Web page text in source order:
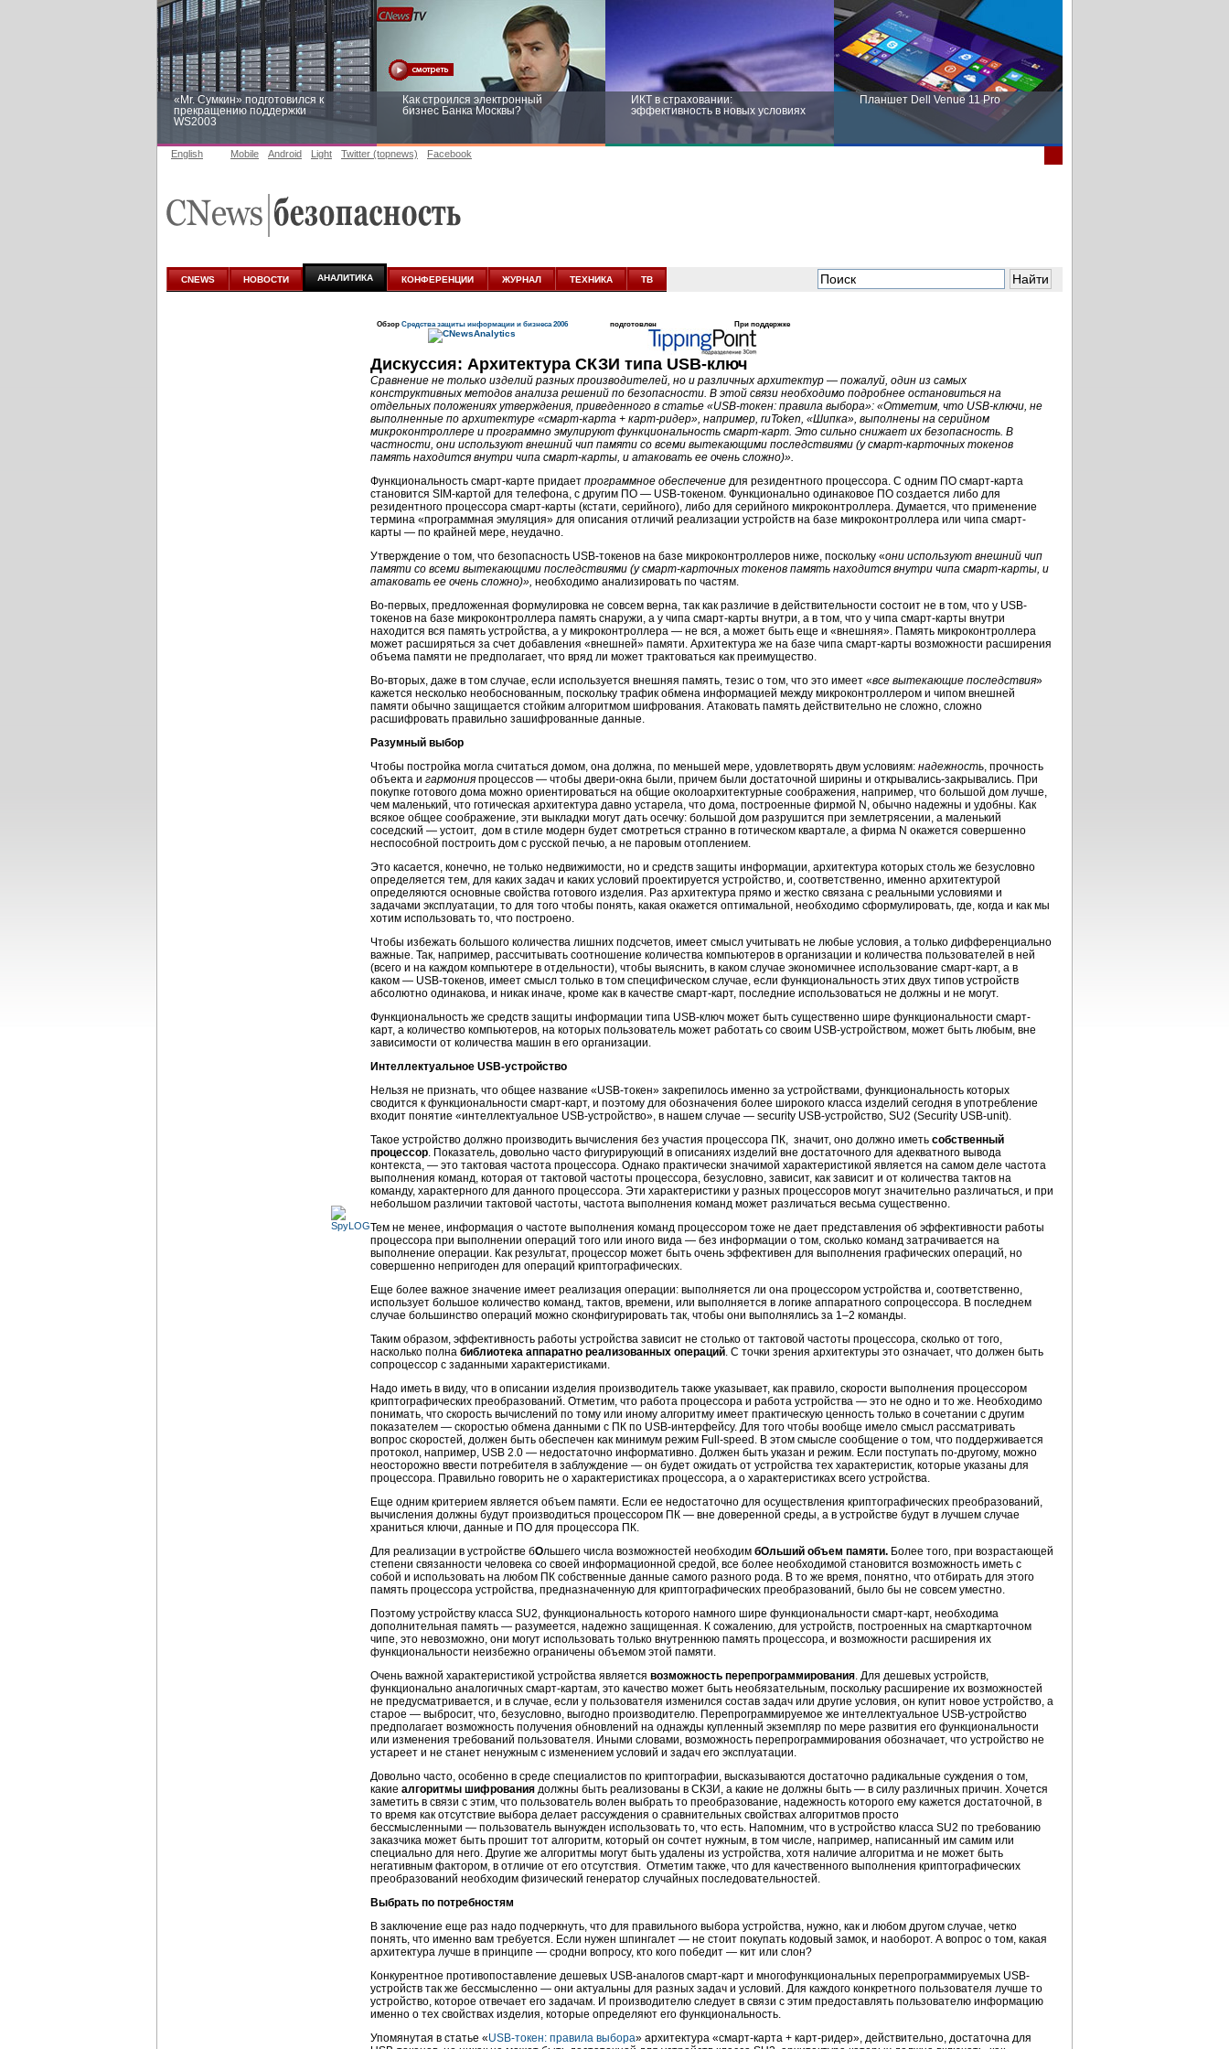
«Mr. Сумкин» подготовился к
прекращению поддержки
WS2003
Как строился электронный
бизнес Банка Москвы?
ИКТ в страховании:
эффективность в новых условиях
Планшет Dell Venue 11 Pro
аналитике
новых условиях
English Mobile Android Light Twitter (topnews) Facebook
CNEWS НОВОСТИ АНАЛИТИКА КОНФЕРЕНЦИИ ЖУРНАЛ ТЕХНИКА ТВ
Обзор Средства защиты информации и бизнеса 2006 подготовлен При поддержке
Дискуссия: Архитектура СКЗИ типа USB-ключ
Сравнение не только изделий разных производителей, но и различных архитектур — пожалуй, один из самых
конструктивных методов анализа решений по безопасности. В этой связи необходимо подробнее остановиться на
отдельных положениях утверждения, приведенного в статье «USB-токен: правила выбора»: «Отметим, что USB-ключи, не
выполненные по архитектуре «смарт-карта + карт-ридер», например, ruToken, «Шипка», выполнены на серийном
микроконтроллере и программно эмулируют функциональность смарт-карт. Это сильно снижает их безопасность. В
частности, они используют внешний чип памяти со всеми вытекающими последствиями (у смарт-карточных токенов
память находится внутри чипа смарт-карты, и атаковать ее очень сложно)».
Функциональность смарт-карте придает программное обеспечение для резидентного процессора. С одним ПО смарт-карта
становится SIM-картой для телефона, с другим ПО — USB-токеном. Функционально одинаковое ПО создается либо для
резидентного процессора смарт-карты (кстати, серийного), либо для серийного микроконтроллера. Думается, что применение
термина «программная эмуляция» для описания отличий реализации устройств на базе микроконтроллера или чипа смарт-
карты — по крайней мере, неудачно.
Утверждение о том, что безопасность USB-токенов на базе микроконтроллеров ниже, поскольку «они используют внешний чип
памяти со всеми вытекающими последствиями (у смарт-карточных токенов память находится внутри чипа смарт-карты, и
атаковать ее очень сложно)», необходимо анализировать по частям.
Во-первых, предложенная формулировка не совсем верна, так как различие в действительности состоит не в том, что у USB-
токенов на базе микроконтроллера память снаружи, а у чипа смарт-карты внутри, а в том, что у чипа смарт-карты внутри
находится вся память устройства, а у микроконтроллера — не вся, а может быть еще и «внешняя». Память микроконтроллера
может расширяться за счет добавления «внешней» памяти. Архитектура же на базе чипа смарт-карты возможности расширения
объема памяти не предполагает, что вряд ли может трактоваться как преимущество.
Во-вторых, даже в том случае, если используется внешняя память, тезис о том, что это имеет «все вытекающие последствия»
кажется несколько необоснованным, поскольку трафик обмена информацией между микроконтроллером и чипом внешней
памяти обычно защищается стойким алгоритмом шифрования. Атаковать память действительно не сложно, сложно
расшифровать правильно зашифрованные данные.
Разумный выбор
Чтобы постройка могла считаться домом, она должна, по меньшей мере, удовлетворять двум условиям: надежность, прочность
объекта и гармония процессов — чтобы двери-окна были, причем были достаточной ширины и открывались-закрывались. При
покупке готового дома можно ориентироваться на общие околоархитектурные соображения, например, что большой дом лучше,
чем маленький, что готическая архитектура давно устарела, что дома, построенные фирмой N, обычно надежны и удобны. Как
всякое общее соображение, эти выкладки могут дать осечку: большой дом разрушится при землетрясении, а маленький
соседский — устоит, дом в стиле модерн будет смотреться странно в готическом квартале, а фирма N окажется совершенно
неспособной построить дом с русской печью, а не паровым отоплением.
Это касается, конечно, не только недвижимости, но и средств защиты информации, архитектура которых столь же безусловно
определяется тем, для каких задач и каких условий проектируется устройство, и, соответственно, именно архитектурой
определяются основные свойства готового изделия. Раз архитектура прямо и жестко связана с реальными условиями и
задачами эксплуатации, то для того чтобы понять, какая окажется оптимальной, необходимо сформулировать, где, когда и как мы
хотим использовать то, что построено.
Чтобы избежать большого количества лишних подсчетов, имеет смысл учитывать не любые условия, а только дифференциально
важные. Так, например, рассчитывать соотношение количества компьютеров в организации и количества пользователей в ней
(всего и на каждом компьютере в отдельности), чтобы выяснить, в каком случае экономичнее использование смарт-карт, а в
каком — USB-токенов, имеет смысл только в том специфическом случае, если функциональность этих двух типов устройств
абсолютно одинакова, и никак иначе, кроме как в качестве смарт-карт, последние использоваться не должны и не могут.
Функциональность же средств защиты информации типа USB-ключ может быть существенно шире функциональности смарт-
карт, а количество компьютеров, на которых пользователь может работать со своим USB-устройством, может быть любым, вне
зависимости от количества машин в его организации.
Интеллектуальное USB-устройство
Нельзя не признать, что общее название «USB-токен» закрепилось именно за устройствами, функциональность которых
сводится к функциональности смарт-карт, и поэтому для обозначения более широкого класса изделий сегодня в употребление
входит понятие «интеллектуальное USB-устройство», в нашем случае — security USB-устройство, SU2 (Security USB-unit).
Такое устройство должно производить вычисления без участия процессора ПК, значит, оно должно иметь собственный
процессор. Показатель, довольно часто фигурирующий в описаниях изделий вне достаточного для адекватного вывода
контекста, — это тактовая частота процессора. Однако практически значимой характеристикой является на самом деле частота
выполнения команд, которая от тактовой частоты процессора, безусловно, зависит, как зависит и от количества тактов на
команду, характерного для данного процессора. Эти характеристики у разных процессоров могут значительно различаться, и при
небольшом различии тактовой частоты, частота выполнения команд может различаться весьма существенно.
Тем не менее, информация о частоте выполнения команд процессором тоже не дает представления об эффективности работы
процессора при выполнении операций того или иного вида — без информации о том, сколько команд затрачивается на
выполнение операции. Как результат, процессор может быть очень эффективен для выполнения графических операций, но
совершенно непригоден для операций криптографических.
Еще более важное значение имеет реализация операции: выполняется ли она процессором устройства и, соответственно,
использует большое количество команд, тактов, времени, или выполняется в логике аппаратного сопроцессора. В последнем
случае большинство операций можно сконфигурировать так, чтобы они выполнялись за 1–2 команды.
Таким образом, эффективность работы устройства зависит не столько от тактовой частоты процессора, сколько от того,
насколько полна библиотека аппаратно реализованных операций. С точки зрения архитектуры это означает, что должен быть
сопроцессор с заданными характеристиками.
Надо иметь в виду, что в описании изделия производитель также указывает, как правило, скорости выполнения процессором
криптографических преобразований. Отметим, что работа процессора и работа устройства — это не одно и то же. Необходимо
понимать, что скорость вычислений по тому или иному алгоритму имеет практическую ценность только в сочетании с другим
показателем — скоростью обмена данными с ПК по USB-интерфейсу. Для того чтобы вообще имело смысл рассматривать
вопрос скоростей, должен быть обеспечен как минимум режим Full-speed. В этом смысле сообщение о том, что поддерживается
протокол, например, USB 2.0 — недостаточно информативно. Должен быть указан и режим. Если поступать по-другому, можно
неосторожно ввести потребителя в заблуждение — он будет ожидать от устройства тех характеристик, которые указаны для
процессора. Правильно говорить не о характеристиках процессора, а о характеристиках всего устройства.
Еще одним критерием является объем памяти. Если ее недостаточно для осуществления криптографических преобразований,
вычисления должны будут производиться процессором ПК — вне доверенной среды, а в устройстве будут в лучшем случае
храниться ключи, данные и ПО для процессора ПК.
Для реализации в устройстве бОльшего числа возможностей необходим бОльший объем памяти. Более того, при возрастающей
степени связанности человека со своей информационной средой, все более необходимой становится возможность иметь с
собой и использовать на любом ПК собственные данные самого разного рода. В то же время, понятно, что отбирать для этого
память процессора устройства, предназначенную для криптографических преобразований, было бы не совсем уместно.
Поэтому устройству класса SU2, функциональность которого намного шире функциональности смарт-карт, необходима
дополнительная память — разумеется, надежно защищенная. К сожалению, для устройств, построенных на смарткарточном
чипе, это невозможно, они могут использовать только внутреннюю память процессора, и возможности расширения их
функциональности неизбежно ограничены объемом этой памяти.
Очень важной характеристикой устройства является возможность перепрограммирования. Для дешевых устройств,
функционально аналогичных смарт-картам, это качество может быть необязательным, поскольку расширение их возможностей
не предусматривается, и в случае, если у пользователя изменился состав задач или другие условия, он купит новое устройство, а
старое — выбросит, что, безусловно, выгодно производителю. Перепрограммируемое же интеллектуальное USB-устройство
предполагает возможность получения обновлений на однажды купленный экземпляр по мере развития его функциональности
или изменения требований пользователя. Иными словами, возможность перепрограммирования обозначает, что устройство не
устареет и не станет ненужным с изменением условий и задач его эксплуатации.
Довольно часто, особенно в среде специалистов по криптографии, высказываются достаточно радикальные суждения о том,
какие алгоритмы шифрования должны быть реализованы в СКЗИ, а какие не должны быть — в силу различных причин. Хочется
заметить в связи с этим, что пользователь волен выбрать то преобразование, надежность которого ему кажется достаточной, в
то время как отсутствие выбора делает рассуждения о сравнительных свойствах алгоритмов просто
бессмысленными — пользователь вынужден использовать то, что есть. Напомним, что в устройство класса SU2 по требованию
заказчика может быть прошит тот алгоритм, который он сочтет нужным, в том числе, например, написанный им самим или
специально для него. Другие же алгоритмы могут быть удалены из устройства, хотя наличие алгоритма и не может быть
негативным фактором, в отличие от его отсутствия. Отметим также, что для качественного выполнения криптографических
преобразований необходим физический генератор случайных последовательностей.
Выбрать по потребностям
В заключение еще раз надо подчеркнуть, что для правильного выбора устройства, нужно, как и любом другом случае, четко
понять, что именно вам требуется. Если нужен шпингалет — не стоит покупать кодовый замок, и наоборот. А вопрос о том, какая
архитектура лучше в принципе — сродни вопросу, кто кого победит — кит или слон?
Конкурентное противопоставление дешевых USB-аналогов смарт-карт и многофункциональных перепрограммируемых USB-
устройств так же бессмысленно — они актуальны для разных задач и условий. Для каждого конкретного пользователя лучше то
устройство, которое отвечает его задачам. И производителю следует в связи с этим предоставлять пользователю информацию
именно о тех свойствах изделия, которые определяют его функциональность.
Упомянутая в статье «USB-токен: правила выбора» архитектура «смарт-карта + карт-ридер», действительно, достаточна для